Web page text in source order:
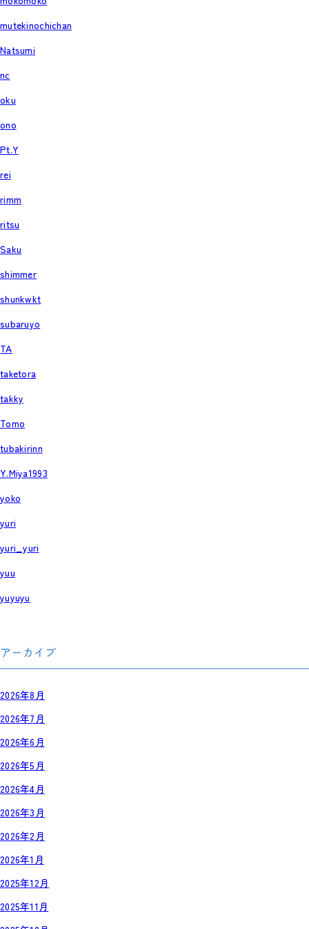
mutekinochichan
Natsumi
nc
oku
ono
Pt.Y
rei
rimm
ritsu
Saku
shimmer
shunkwkt
subaruyo
TA
taketora
takky
Tomo
tubakirinn
Y.Miya1993
yoko
yuri
yuri_yuri
yuu
yuyuyu
アーカイブ
2026年8月
2026年7月
2026年6月
2026年5月
2026年4月
2026年3月
2026年2月
2026年1月
2025年12月
2025年11月